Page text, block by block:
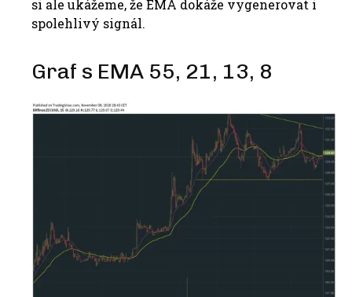
si ale ukážeme, že EMA dokáže vygenerovat i
spolehlivý signál.
Graf s EMA 55, 21, 13, 8